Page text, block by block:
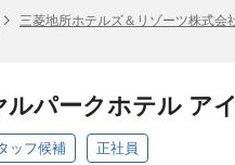
三菱地所ホテルズ＆リゾーツ株式会
ルパークホテル ア
ッフ候補 正社員